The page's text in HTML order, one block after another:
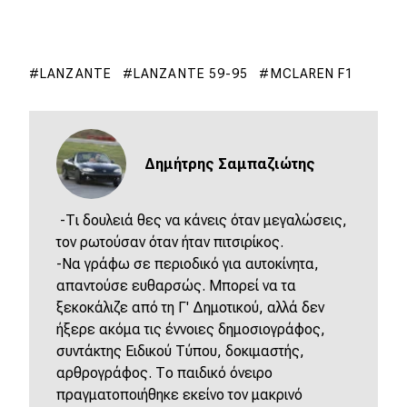
LANZANTE LANZANTE 59-95 MCLAREN F1
Δημήτρης Σαμπαζιώτης
-Τι δουλειά θες να κάνεις όταν μεγαλώσεις,
τον ρωτούσαν όταν ήταν πιτσιρίκος.
-Να γράφω σε περιοδικό για αυτοκίνητα,
απαντούσε ευθαρσώς. Μπορεί να τα
ξεκοκάλιζε από τη Γ' Δημοτικού, αλλά δεν
ήξερε ακόμα τις έννοιες δημοσιογράφος,
συντάκτης Ειδικού Τύπου, δοκιμαστής,
αρθρογράφος. Το παιδικό όνειρο
πραγματοποιήθηκε εκείνο τον μακρινό